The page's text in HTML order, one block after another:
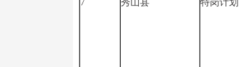
7 秀山县 特岗计划